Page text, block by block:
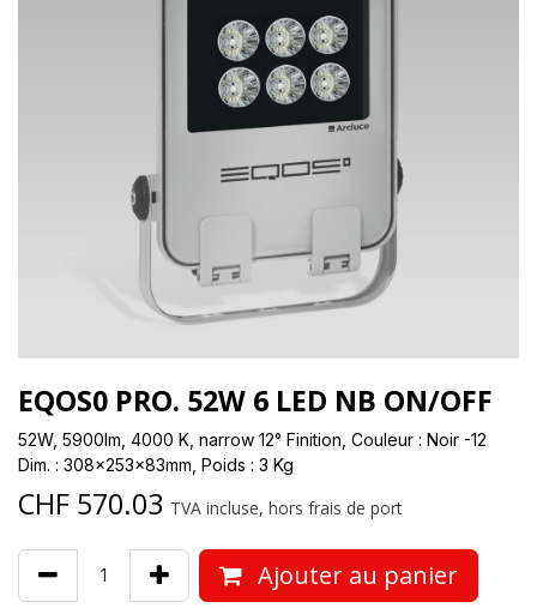
EQOS0 PRO. 52W 6 LED NB ON/OFF
52W, 5900lm, 4000 K, narrow 12° Finition, Couleur : Noir -12
Dim. : 308x253x83mm, Poids : 3 Kg
CHF 570.03 TVA incluse, hors frais de port
Ajouter au panier